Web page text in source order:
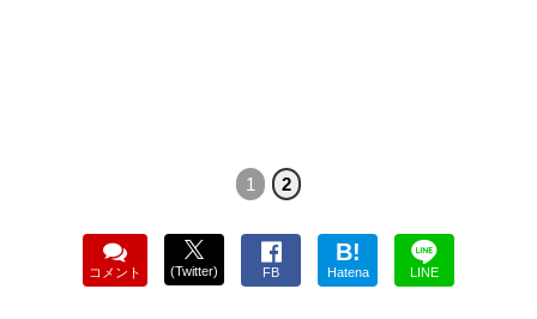
1 2
コメント (Twitter) FB
B!
Hatena LINE